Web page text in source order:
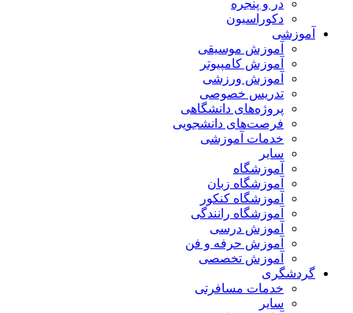
در و پنجره
دکوراسیون
آموزشی
آموزش موسیقی
آموزش کامپیوتر
آموزش ورزشی
تدریس خصوصی
پروژه‌های دانشگاهی
فرصت‌های دانشجویی
خدمات آموزشی
سایر
آموزشگاه
آموزشگاه زبان
آموزشگاه کنکور
آموزشگاه رانندگی
آموزش درسی
آموزش حرفه و فن
آموزش تخصصی
گردشگری
خدمات مسافرتی
سایر